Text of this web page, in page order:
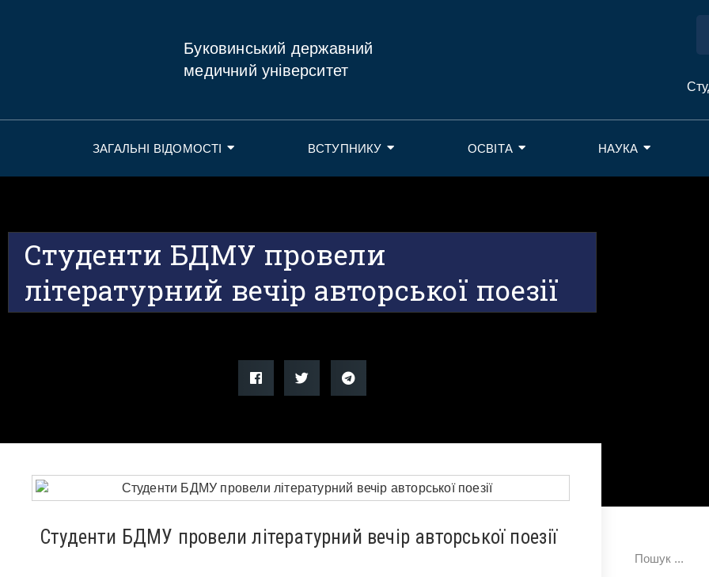
Буковинський державний
медичний університет
ЗАГАЛЬНІ ВІДОМОСТІ ВСТУПНИКУ ОСВІТА НАУКА
Студенти БДМУ провели
літературний вечір авторської поезії
Студенти БДМУ провели літературний вечір авторської поезії